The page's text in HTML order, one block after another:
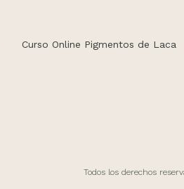
Curso Online Pigmentos de Laca
Todos los derechos